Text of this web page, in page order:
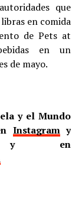
que
en comida
de Pets at
en un
de mayo.
y el Mundo
Instagramy
en